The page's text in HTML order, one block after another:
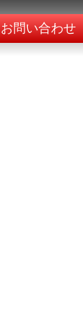
お問い合わせ